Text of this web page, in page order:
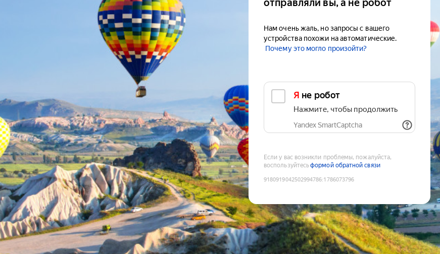
отправляли вы, а не робот
Нам очень жаль, но запросы с вашего
устройства похожи на автоматические.
Почему это могло произойти?
Я не робот
Нажмите, чтобы продолжить
Yandex SmartCaptcha
Если у вас возникли проблемы, пожалуйста,
воспользуйтесьформой обратной связи
9180919042502994786:1786073796